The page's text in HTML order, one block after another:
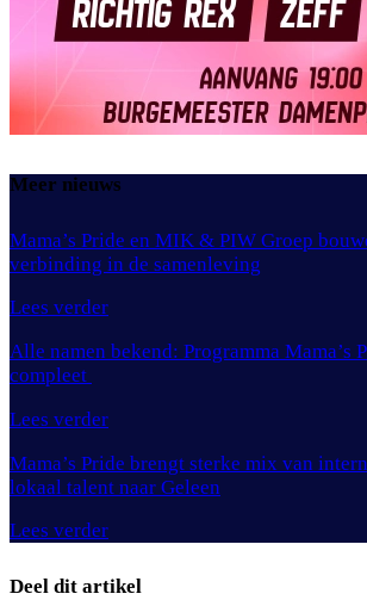
Meer nieuws
Mama’s Pride en MIK & PIW Groep
verbinding in de samenleving
Lees verder
Alle namen bekend: Programma Mama’s
compleet
Lees verder
Mama’s Pride brengt sterke mix van
lokaal talent naar Geleen
Lees verder
Deel dit artikel